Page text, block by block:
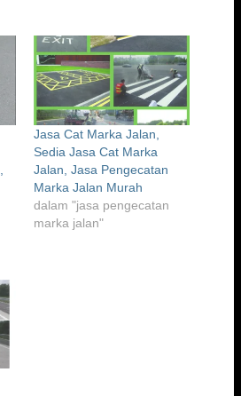
Jasa Cat Marka Jalan,
Sedia Jasa Cat Marka
Jalan, Jasa Pengecatan
Marka Jalan Murah
dalam "jasa pengecatan
marka jalan"